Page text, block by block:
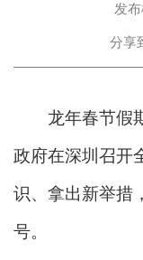
发布
分享
龙年春节假期
政府在深圳召开
识、拿出新举措
号。